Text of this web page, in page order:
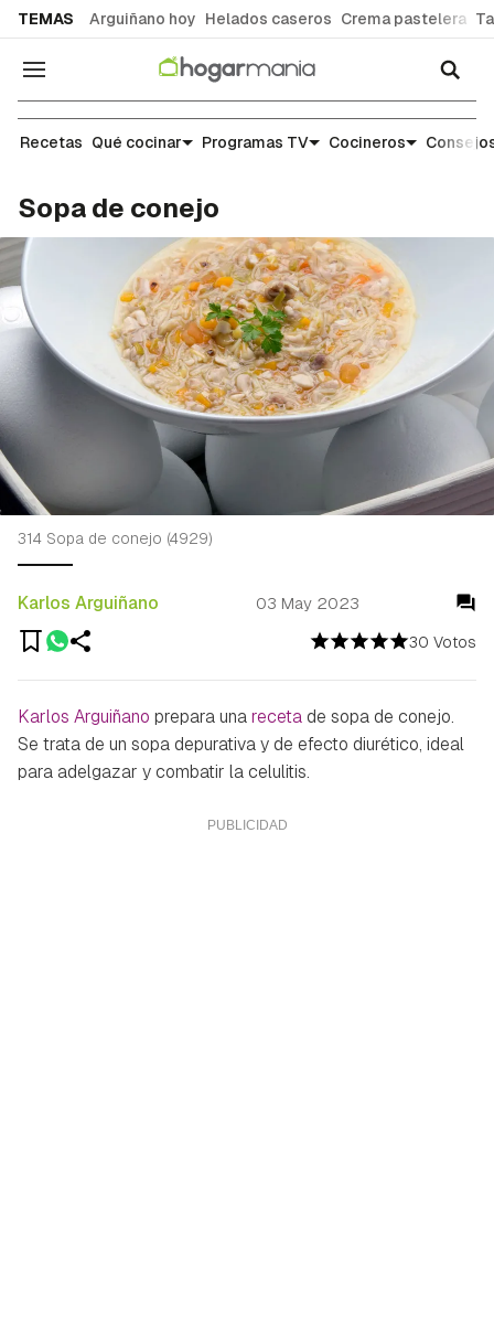
TEMAS Arguiñano hoy Helados caseros Crema pastelera
Navegación
Recetas
Recetas Qué cocinar Programas TV Cocineros
Sopa de conejo
30 Votos
Karlos Arguiñano 03 May 2023
314 Sopa de conejo (4929)
Karlos Arguiñano prepara unarecetade sopa de conejo.
Se trata de un sopa depurativa y de efecto diurético, ideal
para adelgazar y combatir la celulitis.